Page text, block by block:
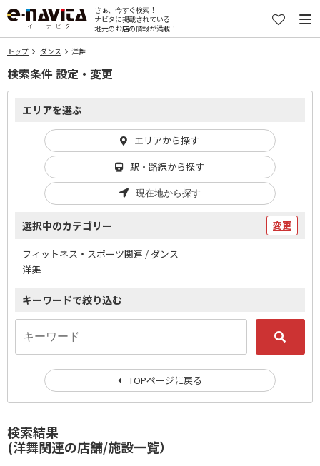
さぁ、今すぐ検索！
ナビタに掲載されている
地元のお店の情報が満載！
トップ ダンス 洋舞
検索結果
(洋舞関連の店舗/施設一覧）
検索条件 設定・変更
エリアを選ぶ
エリアから探す
駅・路線から探す
現在地から探す
選択中のカテゴリー 変更
フィットネス・スポーツ関連 / ダンス
洋舞
キーワードで絞り込む
TOPページに戻る